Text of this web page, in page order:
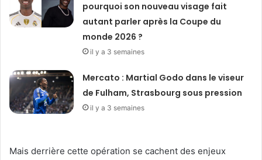
pourquoi son nouveau visage fait
autant parler après la Coupe du
monde 2026 ?
il y a 3 semaines
Mercato : Martial Godo dans le viseur
de Fulham, Strasbourg sous pression
il y a 3 semaines
Mais derrière cette opération se cachent des enjeux